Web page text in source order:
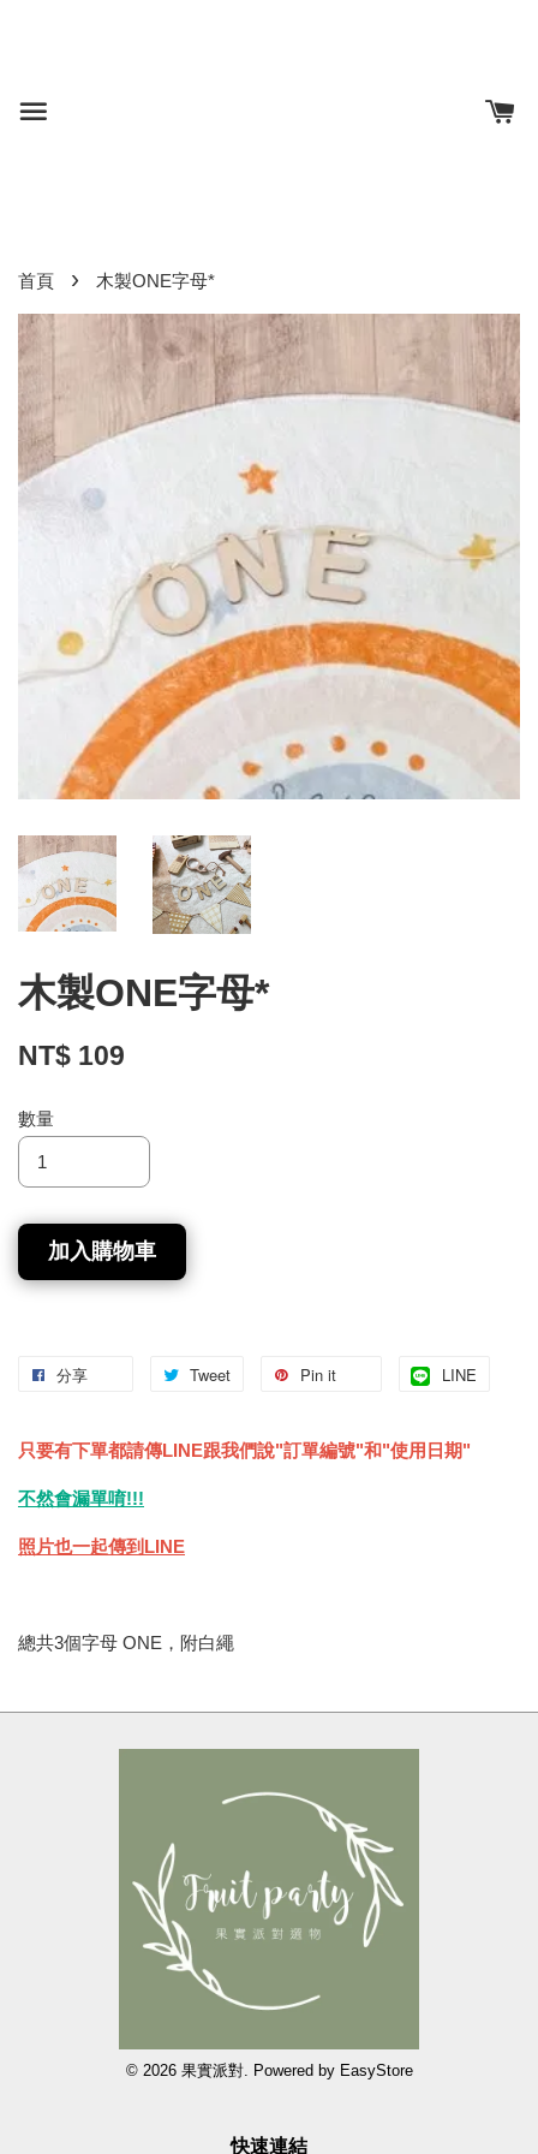
首頁 › 木製ONE字母*
木製ONE字母*
NT$ 109
數量
加入購物車
分享 Tweet Pin it LINE
只要有下單都請傳LINE跟我們說"訂單編號"和"使用日期"
不然會漏單唷!!!
照片也一起傳到LINE
總共3個字母 ONE，附白繩
© 2026 果實派對. Powered by EasyStore
快速連結